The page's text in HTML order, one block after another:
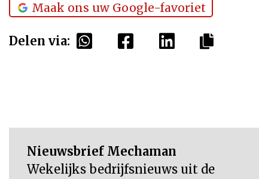
Maak ons uw Google-favoriet
Delen via:
Nieuwsbrief Mechaman
Wekelijks bedrijfsnieuws uit de